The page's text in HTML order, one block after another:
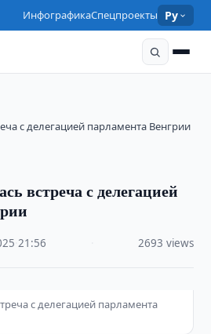
ИнфографикаСпецпроекты Ру
с делегацией парламента Венгрии
встреча с делегацией
·21:56 2693 views
с делегацией парламента